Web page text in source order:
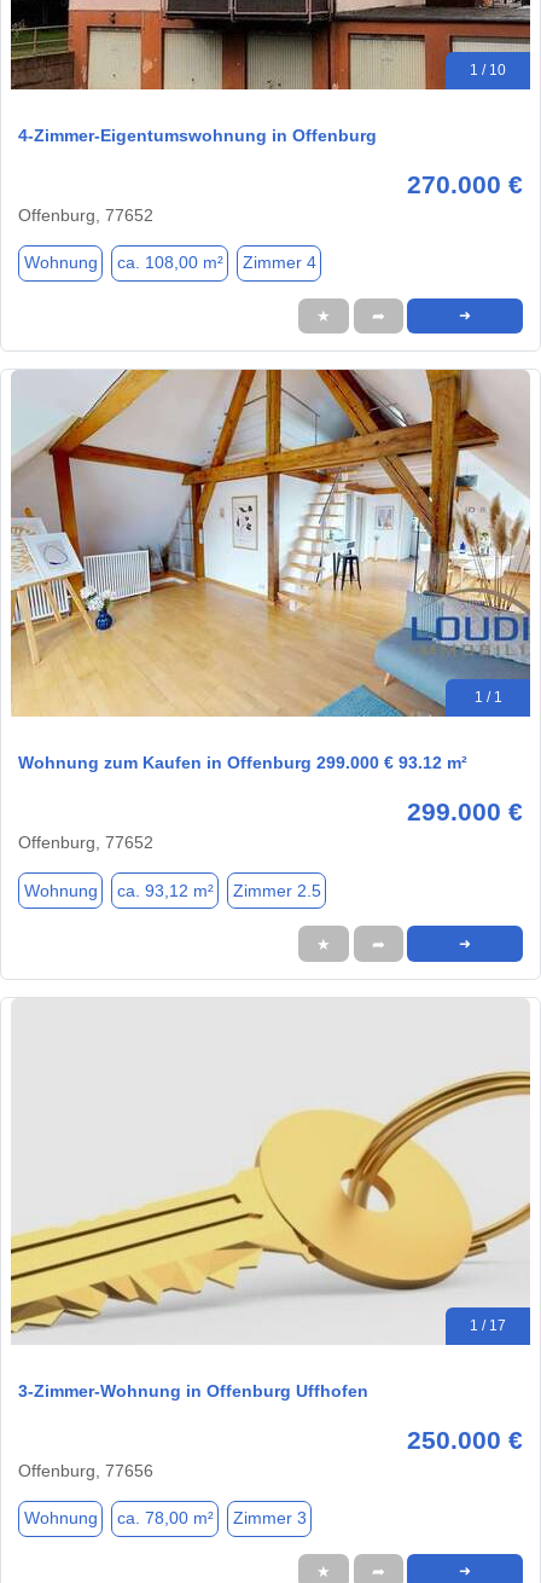
1 / 10
4-Zimmer-Eigentumswohnung in Offenburg
270.000 €
Offenburg, 77652
Wohnung ca. 108,00 m² Zimmer 4
★ ➦ ➜
1 / 1
Wohnung zum Kaufen in Offenburg 299.000 € 93.12 m²
299.000 €
Offenburg, 77652
Wohnung ca. 93,12 m² Zimmer 2.5
★ ➦ ➜
1 / 17
3-Zimmer-Wohnung in Offenburg Uffhofen
250.000 €
Offenburg, 77656
Wohnung ca. 78,00 m² Zimmer 3
★ ➦ ➜